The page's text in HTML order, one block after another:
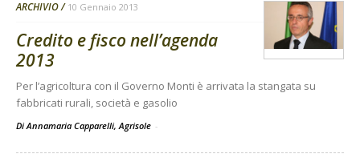
ARCHIVIO 10 Gennaio 2013
Credito e fisco nell’agenda
2013
Per l’agricoltura con il Governo Monti è arrivata la stangata su
fabbricati rurali, società e gasolio
Di Annamaria Capparelli, Agrisole -